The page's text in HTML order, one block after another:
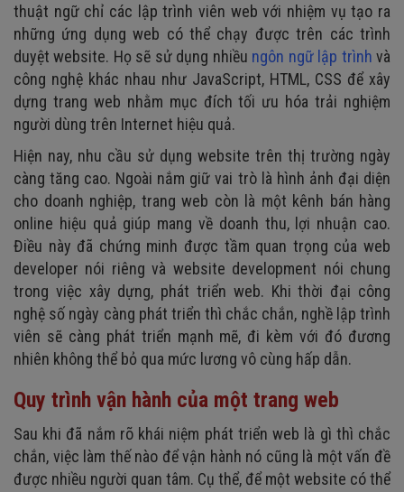
thuật ngữ chỉ các lập trình viên web với nhiệm vụ tạo ra
những ứng dụng web có thể chạy được trên các trình
duyệt website. Họ sẽ sử dụng nhiều ngôn ngữ lập trình và
công nghệ khác nhau như JavaScript, HTML, CSS để xây
dựng trang web nhằm mục đích tối ưu hóa trải nghiệm
người dùng trên Internet hiệu quả.
Hiện nay, nhu cầu sử dụng website trên thị trường ngày
càng tăng cao. Ngoài nắm giữ vai trò là hình ảnh đại diện
cho doanh nghiệp, trang web còn là một kênh bán hàng
online hiệu quả giúp mang về doanh thu, lợi nhuận cao.
Điều này đã chứng minh được tầm quan trọng của web
developer nói riêng và website development nói chung
trong việc xây dựng, phát triển web. Khi thời đại công
nghệ số ngày càng phát triển thì chắc chắn, nghề lập trình
viên sẽ càng phát triển mạnh mẽ, đi kèm với đó đương
nhiên không thể bỏ qua mức lương vô cùng hấp dẫn.
Quy trình vận hành của một trang web
Sau khi đã nắm rõ khái niệm phát triển web là gì thì chắc
chắn, việc làm thế nào để vận hành nó cũng là một vấn đề
được nhiều người quan tâm. Cụ thể, để một website có thể